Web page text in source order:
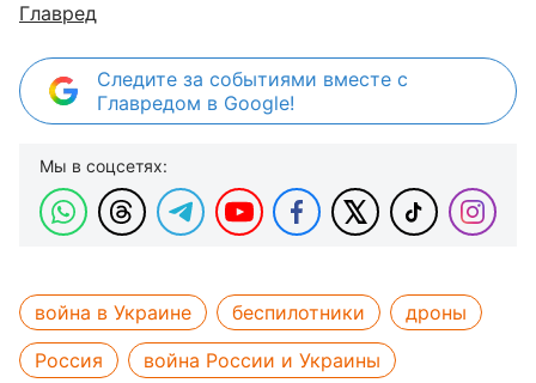
Главред
Следите за событиями вместе с
Главредом в Google!
Мы в соцсетях:
война в Украине беспилотники
дроны
Россия
война России и Украины